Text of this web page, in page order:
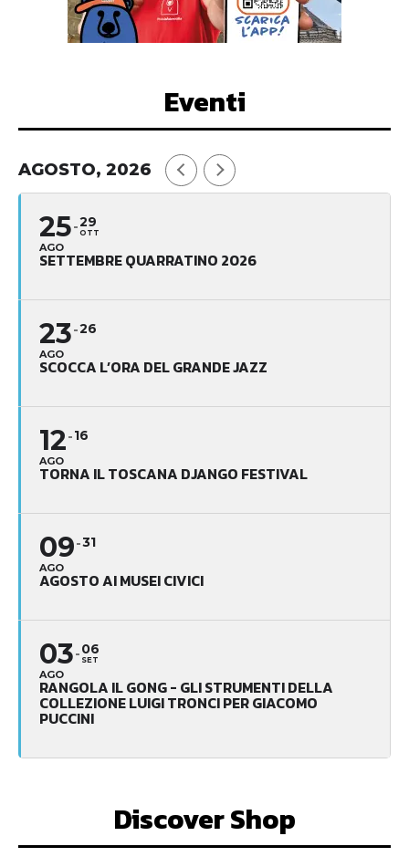
Eventi
AGOSTO, 2026
25
AGO
29
OTT
SETTEMBRE QUARRATINO 2026
23
AGO
26
SCOCCA L’ORA DEL GRANDE JAZZ
12
AGO
16
TORNA IL TOSCANA DJANGO FESTIVAL
09
AGO
31
AGOSTO AI MUSEI CIVICI
03
AGO
06
SET
RANGOLA IL GONG - GLI STRUMENTI DELLA
COLLEZIONE LUIGI TRONCI PER GIACOMO
PUCCINI
Discover Shop